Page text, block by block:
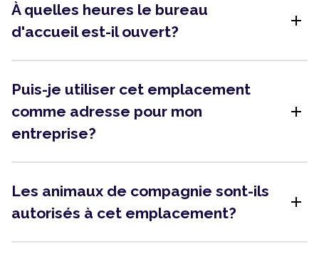
À quelles heures le bureau
d'accueil est-il ouvert?
add
Puis-je utiliser cet emplacement
comme adresse pour mon
entreprise?
add
Les animaux de compagnie sont-ils
autorisés à cet emplacement?
add